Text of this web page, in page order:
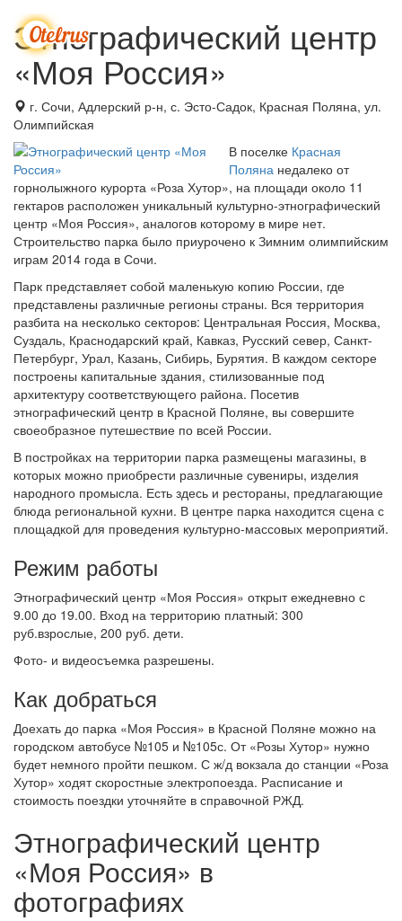
Этнографический центр
«Моя Россия»
г. Сочи, Адлерский р-н, с. Эсто-Садок, Красная Поляна, ул.
Олимпийская
В поселке Красная
Поляна недалеко от
горнолыжного курорта «Роза Хутор», на площади около 11
гектаров расположен уникальный культурно-этнографический
центр «Моя Россия», аналогов которому в мире нет.
Строительство парка было приурочено к Зимним олимпийским
играм 2014 года в Сочи.
Парк представляет собой маленькую копию России, где
представлены различные регионы страны. Вся территория
разбита на несколько секторов: Центральная Россия, Москва,
Суздаль, Краснодарский край, Кавказ, Русский север, Санкт-
Петербург, Урал, Казань, Сибирь, Бурятия. В каждом секторе
построены капитальные здания, стилизованные под
архитектуру соответствующего района. Посетив
этнографический центр в Красной Поляне, вы совершите
своеобразное путешествие по всей России.
В постройках на территории парка размещены магазины, в
которых можно приобрести различные сувениры, изделия
народного промысла. Есть здесь и рестораны, предлагающие
блюда региональной кухни. В центре парка находится сцена с
площадкой для проведения культурно-массовых мероприятий.
Режим работы
Этнографический центр «Моя Россия» открыт ежедневно с
9.00 до 19.00. Вход на территорию платный: 300
руб.взрослые, 200 руб. дети.
Фото- и видеосъемка разрешены.
Как добраться
Доехать до парка «Моя Россия» в Красной Поляне можно на
городском автобусе №105 и №105с. От «Розы Хутор» нужно
будет немного пройти пешком. С ж/д вокзала до станции «Роза
Хутор» ходят скоростные электропоезда. Расписание и
стоимость поездки уточняйте в справочной РЖД.
Этнографический центр
«Моя Россия» в
фотографиях